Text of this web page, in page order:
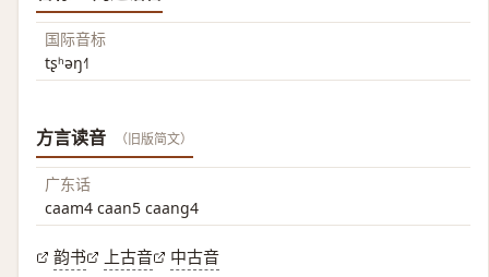
国际音标
tʂʰəŋ˧˥
方言读音 （旧版简文）
广东话
caam4 caan5 caang4
韵书 上古音 中古音